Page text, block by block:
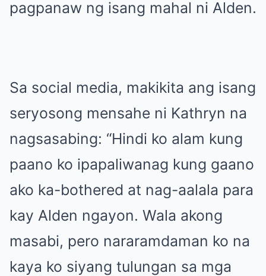
pagpanaw ng isang mahal ni Alden.
Sa social media, makikita ang isang
seryosong mensahe ni Kathryn na
nagsasabing: “Hindi ko alam kung
paano ko ipapaliwanag kung gaano
ako ka-bothered at nag-aalala para
kay Alden ngayon. Wala akong
masabi, pero nararamdaman ko na
kaya ko siyang tulungan sa mga